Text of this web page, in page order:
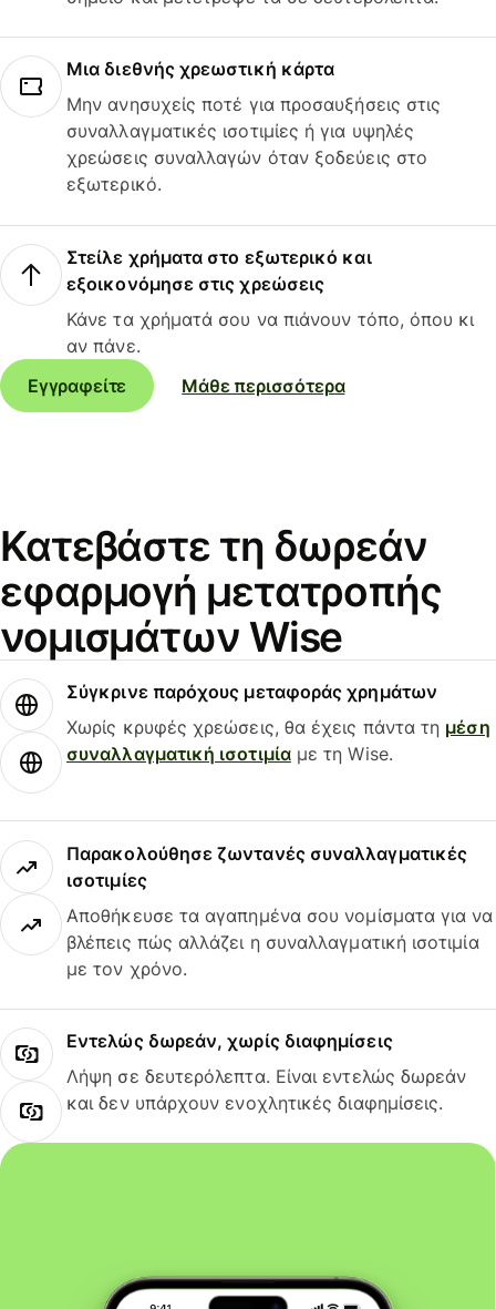
Μια διεθνής χρεωστική κάρτα
Μην ανησυχείς ποτέ για προσαυξήσεις στις
συναλλαγματικές ισοτιμίες ή για υψηλές
χρεώσεις συναλλαγών όταν ξοδεύεις στο
εξωτερικό.
Στείλε χρήματα στο εξωτερικό και
εξοικονόμησε στις χρεώσεις
Κάνε τα χρήματά σου να πιάνουν τόπο, όπου κι
αν πάνε.
Εγγραφείτε
Μάθε περισσότερα
Κατεβάστε τη δωρεάν
εφαρμογή μετατροπής
νομισμάτων Wise
Σύγκρινε παρόχους μεταφοράς χρημάτων
Χωρίς κρυφές χρεώσεις, θα έχεις πάντα τη μέση
συναλλαγματική ισοτιμίαμε τη Wise.
Παρακολούθησε ζωντανές συναλλαγματικές
ισοτιμίες
Αποθήκευσε τα αγαπημένα σου νομίσματα για να
βλέπεις πώς αλλάζει η συναλλαγματική ισοτιμία
με τον χρόνο.
Εντελώς δωρεάν, χωρίς διαφημίσεις
Λήψη σε δευτερόλεπτα. Είναι εντελώς δωρεάν
και δεν υπάρχουν ενοχλητικές διαφημίσεις.